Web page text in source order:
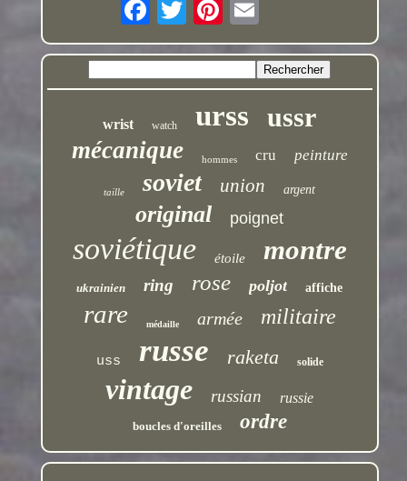
wrist watch urss ussr
mécanique hommes cru peinture
taille soviet union argent
original poignet
soviétique étoile montre
ukrainien ring rose poljot affiche
rare médaille armée militaire
uss russe raketa solide
vintage russian russie
boucles d'oreilles ordre